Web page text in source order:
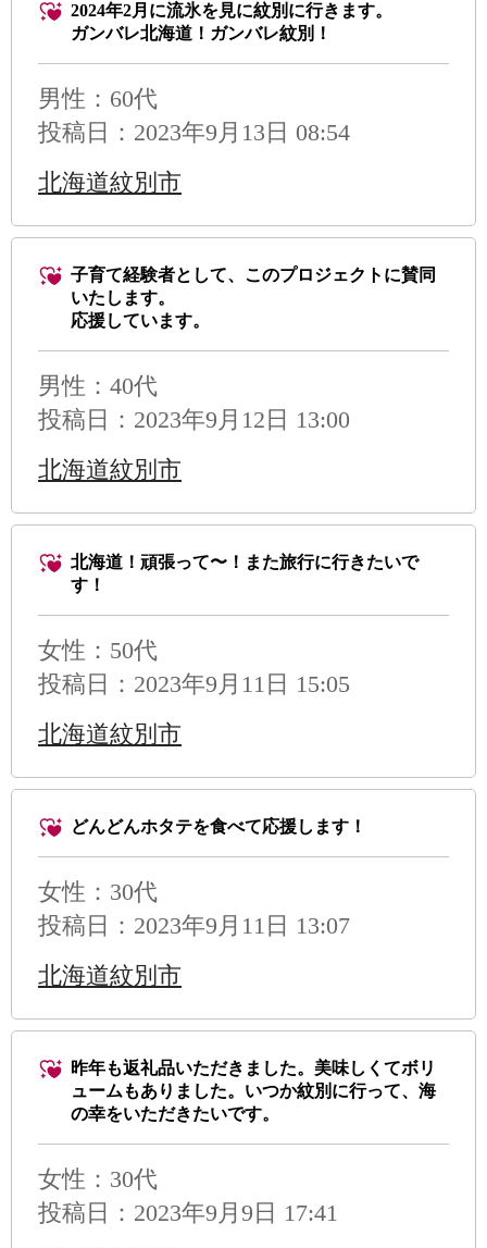
2024年2月に流氷を見に紋別に行きます。
ガンバレ北海道！ガンバレ紋別！
男性 ：60代
投稿日：2023年9月13日 08:54
北海道紋別市
子育て経験者として、このプロジェクトに賛同
いたします。
応援しています。
男性 ：40代
投稿日：2023年9月12日 13:00
北海道紋別市
北海道！頑張って〜！また旅行に行きたいで
す！
女性：50代
投稿日：2023年9月11日 15:05
北海道紋別市
どんどんホタテを食べて応援します！
女性：30代
投稿日：2023年9月11日 13:07
北海道紋別市
昨年も返礼品いただきました。美味しくてボリ
ュームもありました。いつか紋別に行って、海
の幸をいただきたいです。
女性：30代
投稿日：2023年9月9日 17:41